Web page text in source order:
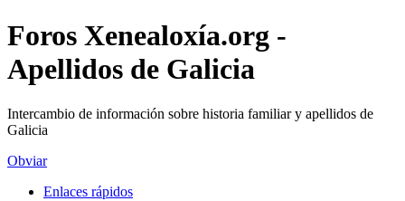
Foros Xenealoxía.org -
Apellidos de Galicia
Intercambio de información sobre historia familiar y apellidos de
Galicia
Obviar
Enlaces rápidos